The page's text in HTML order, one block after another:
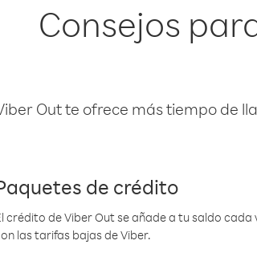
Consejos
Out te ofrece más tiempo de
de crédito
crédito de Viber Out se añade a tu saldo
las tarifas bajas de Viber.